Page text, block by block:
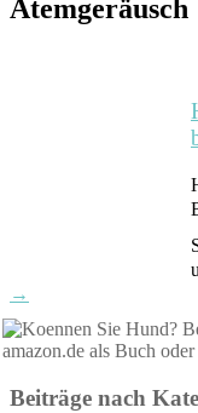
Atemgeräusch
→
Beiträge nach